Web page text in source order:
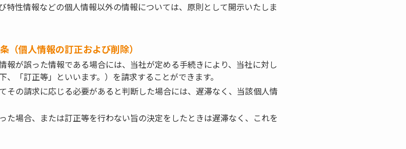
特性情報などの個人情報以外の情報については、原則として開示いたしま
（個人情報の訂正および削除）
報が誤った情報である場合には、当社が定める手続きにより、当社に対し
「訂正等」といいます。）を請求することができます。
その請求に応じる必要があると判断した場合には、遅滞なく、当該個人情
た場合、または訂正等を行わない旨の決定をしたときは遅滞なく、これを